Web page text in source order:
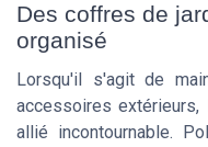
Des coffres de
organisé
Lorsqu'il s'agit de
accessoires
allié incontournable.